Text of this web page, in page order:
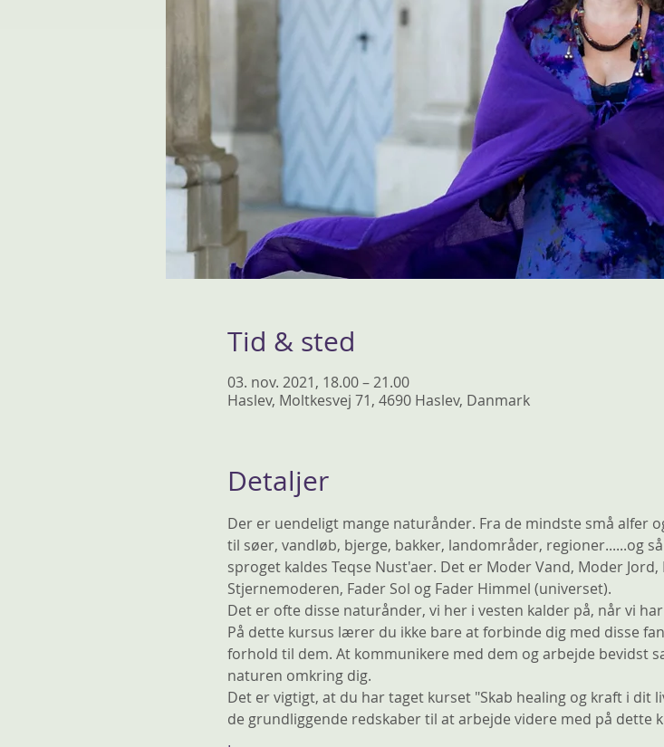
Tid & sted
03. nov. 2021, 18.00 – 21.00
Haslev, Moltkesvej 71, 4690 Haslev, Danmark
Detaljer
Der er uendeligt mange naturånder. Fra de mindste små
til søer, vandløb, bjerge, bakker, landområder, regioner......og
sproget kaldes Teqse Nust'aer. Det er Moder Vand, Moder
Stjernemoderen, Fader Sol og Fader Himmel (universet).
Det er ofte disse naturånder, vi her i vesten kalder på, når vi
På dette kursus lærer du ikke bare at forbinde dig med disse
forhold til dem. At kommunikere med dem og arbejde bevidst
naturen omkring dig.
Det er vigtigt, at du har taget kurset "Skab healing og kraft i dit
de grundliggende redskaber til at arbejde videre med på dette